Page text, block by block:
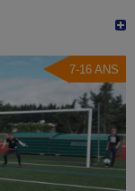
7-16 ANS